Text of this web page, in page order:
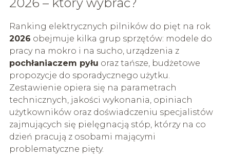
Ranking elektrycznych pilników do pięt na rok
2026 obejmuje kilka grup sprzętów: modele do
pracy na mokro i na sucho, urządzenia z
pochłaniaczem pyłu oraz tańsze, budżetowe
propozycje do sporadycznego użytku.
Zestawienie opiera się na parametrach
technicznych, jakości wykonania, opiniach
użytkowników oraz doświadczeniu specjalistów
zajmujących się pielęgnacją stóp, którzy na co
dzień pracują z osobami mającymi
problematyczne pięty.